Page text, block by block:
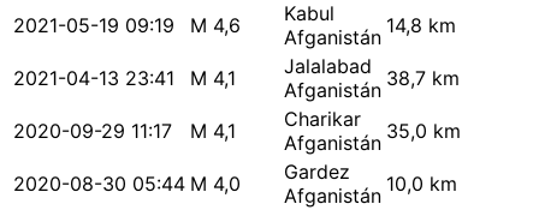
2021-05-19 09:19 M 4,6
Kabul
Afganistán 14,8 km
2021-04-13 23:41 M 4,1
Jalalabad
Afganistán 38,7 km
2020-09-29 11:17 M 4,1
Charikar
Afganistán 35,0 km
2020-08-30 05:44 M 4,0
Gardez
Afganistán 10,0 km